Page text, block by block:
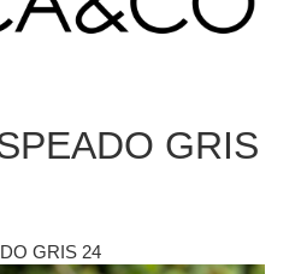
GRIS
GRIS 24